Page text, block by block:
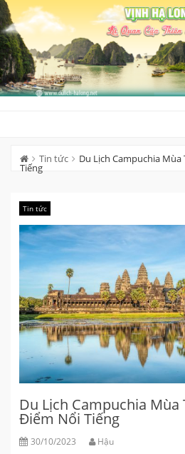
Skip
to
content
Tin tức Du Lịch Campuchia
Tiếng
Tin tức
Du Lịch Campuchia Mùa
Điểm Nổi Tiếng
30/10/2023 Hậu